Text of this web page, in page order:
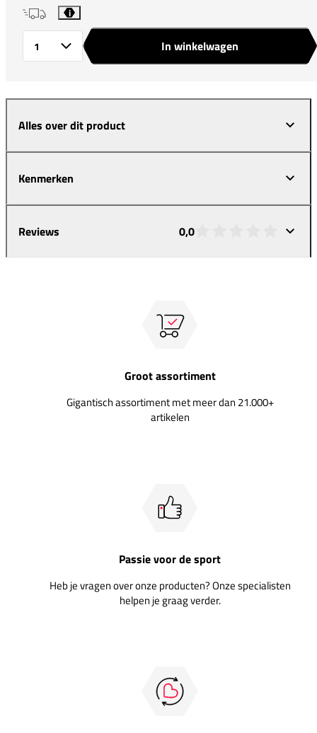
i
In winkelwagen
Alles over dit product
Kenmerken
Reviews 0,0
Groot assortiment
Gigantisch assortiment met meer dan 21.000+
artikelen
Passie voor de sport
Heb je vragen over onze producten? Onze specialisten
helpen je graag verder.